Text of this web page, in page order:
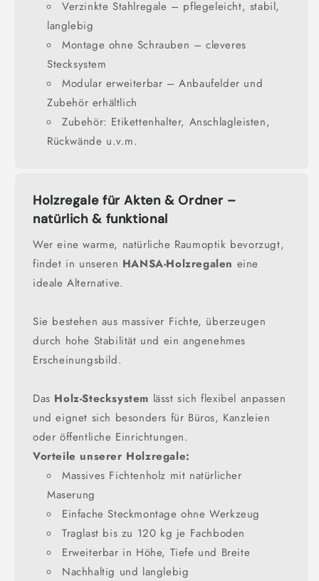
Verzinkte Stahlregale – pflegeleicht, stabil,
langlebig
Montage ohne Schrauben – cleveres
Stecksystem
Modular erweiterbar – Anbaufelder und
Zubehör erhältlich
Zubehör: Etikettenhalter, Anschlagleisten,
Rückwände u.v.m.
Holzregale für Akten & Ordner –
natürlich & funktional
Wer eine warme, natürliche Raumoptik bevorzugt,
findet in unseren HANSA-Holzregalen eine
ideale Alternative.
Sie bestehen aus massiver Fichte, überzeugen
durch hohe Stabilität und ein angenehmes
Erscheinungsbild.
Das Holz-Stecksystem lässt sich flexibel anpassen
und eignet sich besonders für Büros, Kanzleien
oder öffentliche Einrichtungen.
Vorteile unserer Holzregale:
Massives Fichtenholz mit natürlicher
Maserung
Einfache Steckmontage ohne Werkzeug
Traglast bis zu 120 kg je Fachboden
Erweiterbar in Höhe, Tiefe und Breite
Nachhaltig und langlebig